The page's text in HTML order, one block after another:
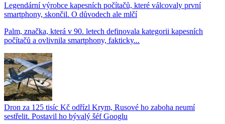
Legendární výrobce kapesních počítačů, které válcovaly první
smartphony, skončil. O důvodech ale mlčí
Palm, značka, která v 90. letech definovala kategorii kapesních
počítačů a ovlivnila smartphony, fakticky...
Dron za 125 tisíc Kč odřízl Krym, Rusové ho zaboha neumí
sestřelit. Postavil ho bývalý šéf Googlu